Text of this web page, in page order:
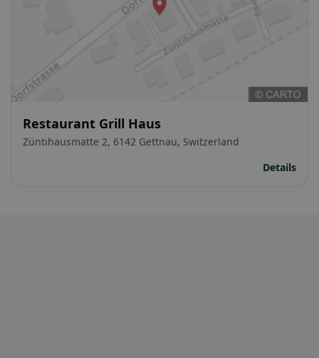
Restaurant Grill Haus
Züntihausmatte 2, 6142 Gettnau, Switzerland
Details